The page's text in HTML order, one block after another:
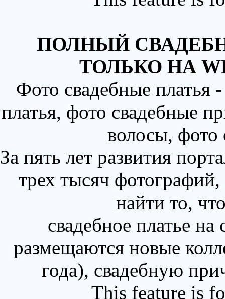
ПОЛНЫЙ
ТОЛЬКО НА
Фото свадебные
платья, фото свадебные
волосы,
За пять лет развития
трех тысяч
найти то,
свадебное платье
размещаются новые
года), свадебную
This feature is